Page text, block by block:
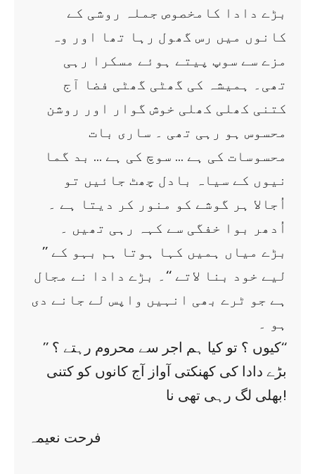
بڑے دادا کامخصوص جملہ روشی کے
کانوں میں رس گھول رہا تھا اور وہ
مزے سے سوپ پیتے ہوئے مسکرا رہی
تھی۔ ہمیشہ کی گھٹی گھٹی فضا آج
کتنی کھلی کھلی خوش گوار اور روشن
محسوس ہو رہی تھی ۔ ساری بات
محسوسات کی ہے … سوچ کی ہے … بد گما
نیوں کے سیاہ بادل چھٹ جائیں تو
اُجالا ہر گوشے کو منور کر دیتا ہے ۔
اُدھر بوا خفگی سے کہہ رہی تھیں ۔
’’ بڑے میاں ہمیں کہا ہوتا ہم بہو کے
لیے خود بنا لاتے ‘‘۔ بڑے دادا نے مجال
ہے جو ٹرے بھی انہیں واپس لے جانے دی
ہو ۔
’’ کیوں ؟ تو کیا ہم اجر سے محروم رہتے ؟‘‘
بڑے دادا کی کھنکتی آواز آج کانوں کو کتنی
بھلی لگ رہی تھی نا!
فرحت نعیمہ